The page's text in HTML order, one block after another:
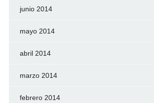
junio 2014
mayo 2014
abril 2014
marzo 2014
febrero 2014